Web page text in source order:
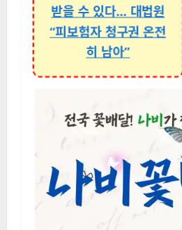
받을 수 있다… 대법원
“피보험자 청구권 온전
히 남아”